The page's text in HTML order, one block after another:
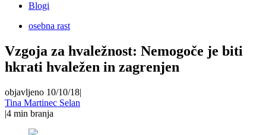
Blogi
osebna rast
Vzgoja za hvaležnost: Nemogoče je biti
hkrati hvaležen in zagrenjen
objavljeno 10/10/18|
Tina Martinec Selan
|4 min branja